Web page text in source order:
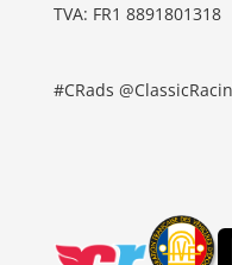
TVA: FR1 8891801318
#CRads